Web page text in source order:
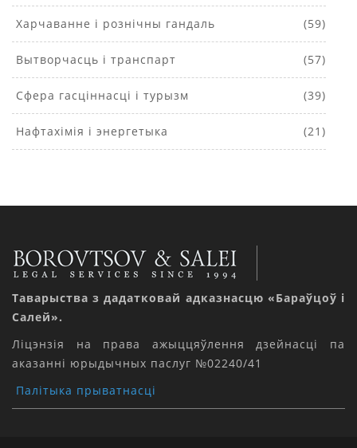
Харчаванне і рознічны гандаль (59)
Вытворчасць і транспарт (57)
Сфера гасціннасці і турызм (39)
Нафтахімія і энергетыка (21)
Таварыства з дадатковай адказнасцю «Бараўцоў і
Салей».
Ліцэнзія на права ажыццяўлення дзейнасці па
аказанні юрыдычных паслуг №02240/41
Палітыка прыватнасці